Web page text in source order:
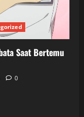
Saat Bertemu
0